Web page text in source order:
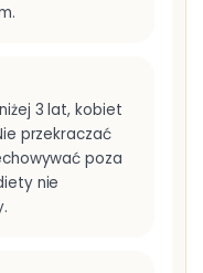
3 lat, kobiet
przekraczać
poza
nie